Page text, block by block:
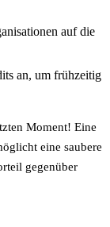
auf die
an, um frühzeitig
Moment! Eine
eine saubere
gegenüber